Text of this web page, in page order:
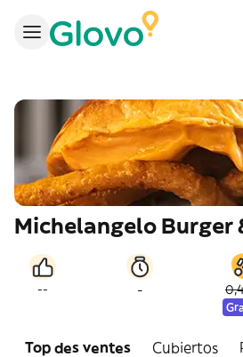
Michelangelo Burger
-- -
Top des ventes Cubiertos